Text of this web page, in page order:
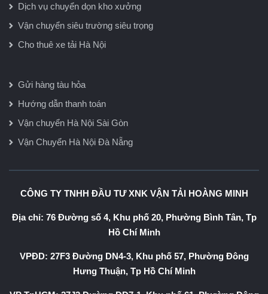
Dịch vụ chuyển dọn kho xưởng
Vận chuyển siêu trường siêu trọng
Cho thuê xe tải Hà Nội
Gửi hàng tàu hỏa
Hướng dẫn thanh toán
Vận chuyển Hà Nội Sài Gòn
Vận Chuyển Hà Nội Đà Nẵng
CÔNG TY TNHH ĐẦU TƯ XNK VẬN TẢI HOÀNG MINH
Địa chỉ: 76 Đường số 4, Khu phố 20, Phường Bình Tân, Tp
Hồ Chí Minh
VPĐD: 27F3 Đường DN4-3, Khu phố 57, Phường Đông
Hưng Thuận, Tp Hồ Chí Minh